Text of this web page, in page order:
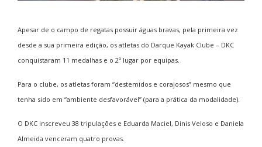
Apesar de o campo de regatas possuir águas bravas, pela primeira vez
desde a sua primeira edição, os atletas do Darque Kayak Clube – DKC
conquistaram 11 medalhas e o 2º lugar por equipas.
Para o clube, os atletas foram “destemidos e corajosos” mesmo que
tenha sido em “ambiente desfavorável” (para a prática da modalidade).
O DKC inscreveu 38 tripulações e Eduarda Maciel, Dinis Veloso e Daniela
Almeida venceram quatro provas.